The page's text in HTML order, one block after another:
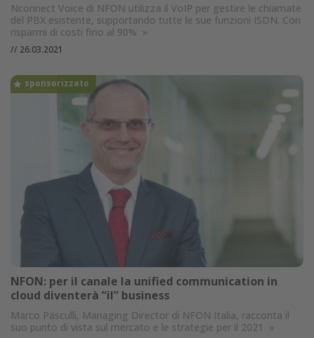
Nconnect Voice di NFON utilizza il VoIP per gestire le chiamate
del PBX esistente, supportando tutte le sue funzioni ISDN. Con
risparmi di costi fino al 90% »
// 26.03.2021
NFON: per il canale la unified communication in
cloud diventerà “il” business
Marco Pasculli, Managing Director di NFON Italia, racconta il
suo punto di vista sul mercato e le strategie per il 2021
»